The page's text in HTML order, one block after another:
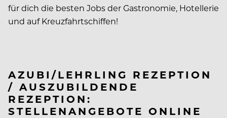
für dich die besten Jobs der Gastronomie, Hotellerie
und auf Kreuzfahrtschiffen!
AZUBI/LEHRLING REZEPTION
/ AUSZUBILDENDE
REZEPTION:
STELLENANGEBOTE ONLINE